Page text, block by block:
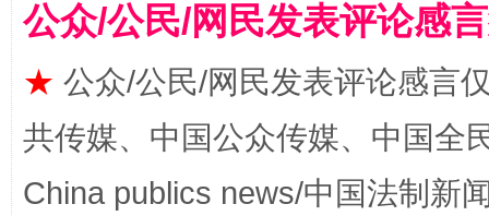
公众/公民/网民发表评论感
★ 公众/公民/网民发表评论感言
共传媒、中国公众传媒、中国全
China publics news/中国法制新